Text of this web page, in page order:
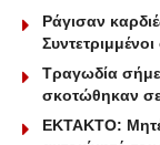
Ράγισαν
Τραγωδία
σκοτώθηκαν σε
ΕΚΤΑΚΤΟ: